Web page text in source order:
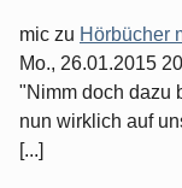
mic zu Hörbücher
Mo., 26.01.2015
"Nimm doch dazu
nun wirklich auf
[...]